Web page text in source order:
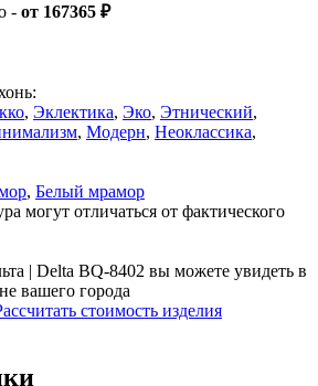
- от 167365 ₽
, Эклектика, Эко, Этнический,
, Модерн, Неоклассика,
, Белый мрамор
могут отличаться от фактического
| Delta BQ-8402 вы можете увидеть в
вашего города
стоимость изделия